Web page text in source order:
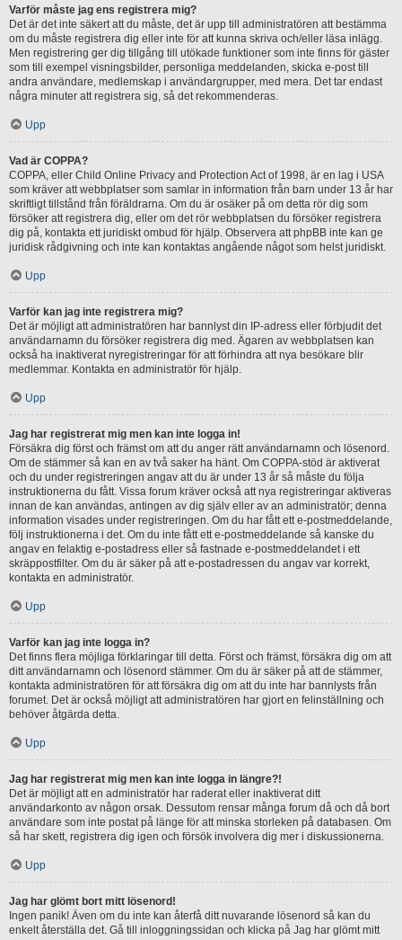
Varför måste jag ens registrera mig?
Det är det inte säkert att du måste, det är upp till administratören att bestämma
om du måste registrera dig eller inte för att kunna skriva och/eller läsa inlägg.
Men registrering ger dig tillgång till utökade funktioner som inte finns för gäster
som till exempel visningsbilder, personliga meddelanden, skicka e-post till
andra användare, medlemskap i användargrupper, med mera. Det tar endast
några minuter att registrera sig, så det rekommenderas.
Upp
Vad är COPPA?
COPPA, eller Child Online Privacy and Protection Act of 1998, är en lag i USA
som kräver att webbplatser som samlar in information från barn under 13 år har
skriftligt tillstånd från föräldrarna. Om du är osäker på om detta rör dig som
försöker att registrera dig, eller om det rör webbplatsen du försöker registrera
dig på, kontakta ett juridiskt ombud för hjälp. Observera att phpBB inte kan ge
juridisk rådgivning och inte kan kontaktas angående något som helst juridiskt.
Upp
Varför kan jag inte registrera mig?
Det är möjligt att administratören har bannlyst din IP-adress eller förbjudit det
användarnamn du försöker registrera dig med. Ägaren av webbplatsen kan
också ha inaktiverat nyregistreringar för att förhindra att nya besökare blir
medlemmar. Kontakta en administratör för hjälp.
Upp
Jag har registrerat mig men kan inte logga in!
Försäkra dig först och främst om att du anger rätt användarnamn och lösenord.
Om de stämmer så kan en av två saker ha hänt. Om COPPA-stöd är aktiverat
och du under registreringen angav att du är under 13 år så måste du följa
instruktionerna du fått. Vissa forum kräver också att nya registreringar aktiveras
innan de kan användas, antingen av dig själv eller av an administratör; denna
information visades under registreringen. Om du har fått ett e-postmeddelande,
följ instruktionerna i det. Om du inte fått ett e-postmeddelande så kanske du
angav en felaktig e-postadress eller så fastnade e-postmeddelandet i ett
skräppostfilter. Om du är säker på att e-postadressen du angav var korrekt,
kontakta en administratör.
Upp
Varför kan jag inte logga in?
Det finns flera möjliga förklaringar till detta. Först och främst, försäkra dig om att
ditt användarnamn och lösenord stämmer. Om du är säker på att de stämmer,
kontakta administratören för att försäkra dig om att du inte har bannlysts från
forumet. Det är också möjligt att administratören har gjort en felinställning och
behöver åtgärda detta.
Upp
Jag har registrerat mig men kan inte logga in längre?!
Det är möjligt att en administratör har raderat eller inaktiverat ditt
användarkonto av någon orsak. Dessutom rensar många forum då och då bort
användare som inte postat på länge för att minska storleken på databasen. Om
så har skett, registrera dig igen och försök involvera dig mer i diskussionerna.
Upp
Jag har glömt bort mitt lösenord!
Ingen panik! Även om du inte kan återfå ditt nuvarande lösenord så kan du
enkelt återställa det. Gå till inloggningssidan och klicka på Jag har glömt mitt